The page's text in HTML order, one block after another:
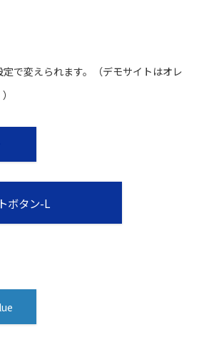
で変えられます。（デモサイトはオレ
ボタン-L